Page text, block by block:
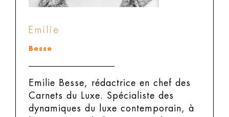
Emilie
Besse
Emilie Besse, rédactrice en chef des
Carnets du Luxe.
Spécialiste des
dynamiques du luxe contemporain, à